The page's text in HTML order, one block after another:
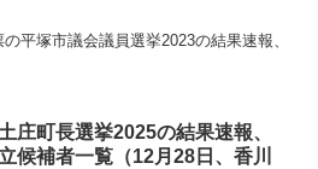
平塚市議会議員選挙2023の結果速報、
土庄町長選挙2025の結果速報、
立候補者一覧（12月28日、香川